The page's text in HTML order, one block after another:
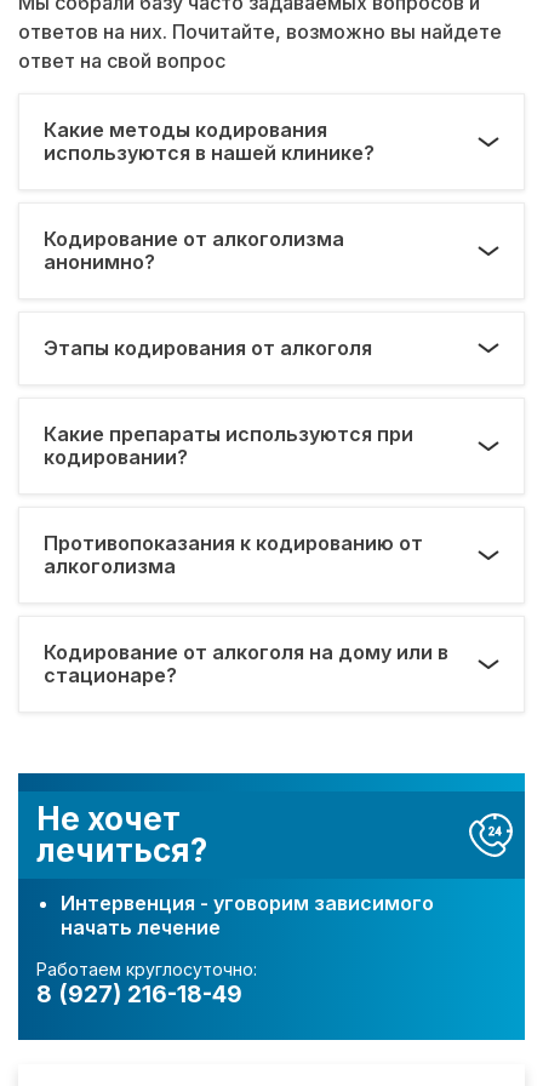
Не хочет
лечиться?
Интервенция - уговорим зависимого
начать лечение
Работаем круглосуточно:
8 (927) 216-18-49
ответов на них. Почитайте, возможно вы найдете
ответ на свой вопрос
Какие методы кодирования
используются в нашей клинике?
Кодирование от алкоголизма
анонимно?
Этапы кодирования от алкоголя
Какие препараты используются при
кодировании?
Противопоказания к кодированию от
алкоголизма
Кодирование от алкоголя на дому или в
стационаре?